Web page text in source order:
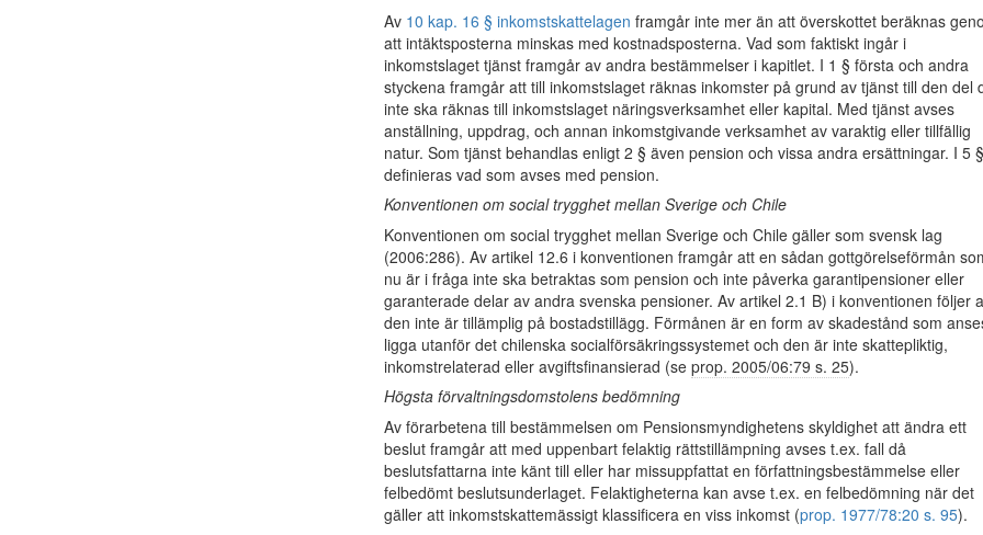
Av 10 kap. 16 § inkomstskattelagen framgår inte mer än att överskottet beräknas
att intäktsposterna minskas med kostnadsposterna. Vad som faktiskt ingår i
inkomstslaget tjänst framgår av andra bestämmelser i kapitlet. I 1 § första och andra
styckena framgår att till inkomstslaget räknas inkomster på grund av tjänst till den del
inte ska räknas till inkomstslaget näringsverksamhet eller kapital. Med tjänst avses
anställning, uppdrag, och annan inkomstgivande verksamhet av varaktig eller tillfällig
natur. Som tjänst behandlas enligt 2 § även pension och vissa andra ersättningar. I 5 §
definieras vad som avses med pension.
Konventionen om social trygghet mellan Sverige och Chile
Konventionen om social trygghet mellan Sverige och Chile gäller som svensk lag
(2006:286). Av artikel 12.6 i konventionen framgår att en sådan gottgörelseförmån
nu är i fråga inte ska betraktas som pension och inte påverka garantipensioner eller
garanterade delar av andra svenska pensioner. Av artikel 2.1 B) i konventionen följer
den inte är tillämplig på bostadstillägg. Förmånen är en form av skadestånd som
ligga utanför det chilenska socialförsäkringssystemet och den är inte skattepliktig,
inkomstrelaterad eller avgiftsfinansierad (se prop. 2005/06:79 s. 25).
Högsta förvaltningsdomstolens bedömning
Av förarbetena till bestämmelsen om Pensionsmyndighetens skyldighet att ändra ett
beslut framgår att med uppenbart felaktig rättstillämpning avses t.ex. fall då
beslutsfattarna inte känt till eller har missuppfattat en författningsbestämmelse eller
felbedömt beslutsunderlaget. Felaktigheterna kan avse t.ex. en felbedömning när det
gäller att inkomstskattemässigt klassificera en viss inkomst (prop. 1977/78:20 s. 95).